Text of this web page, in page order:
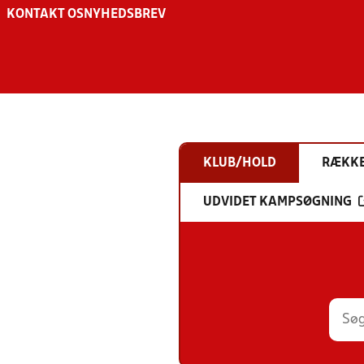
KONTAKT OS NYHEDSBREV
KLUB/HOLD
UDVIDET KAMPSØGNING